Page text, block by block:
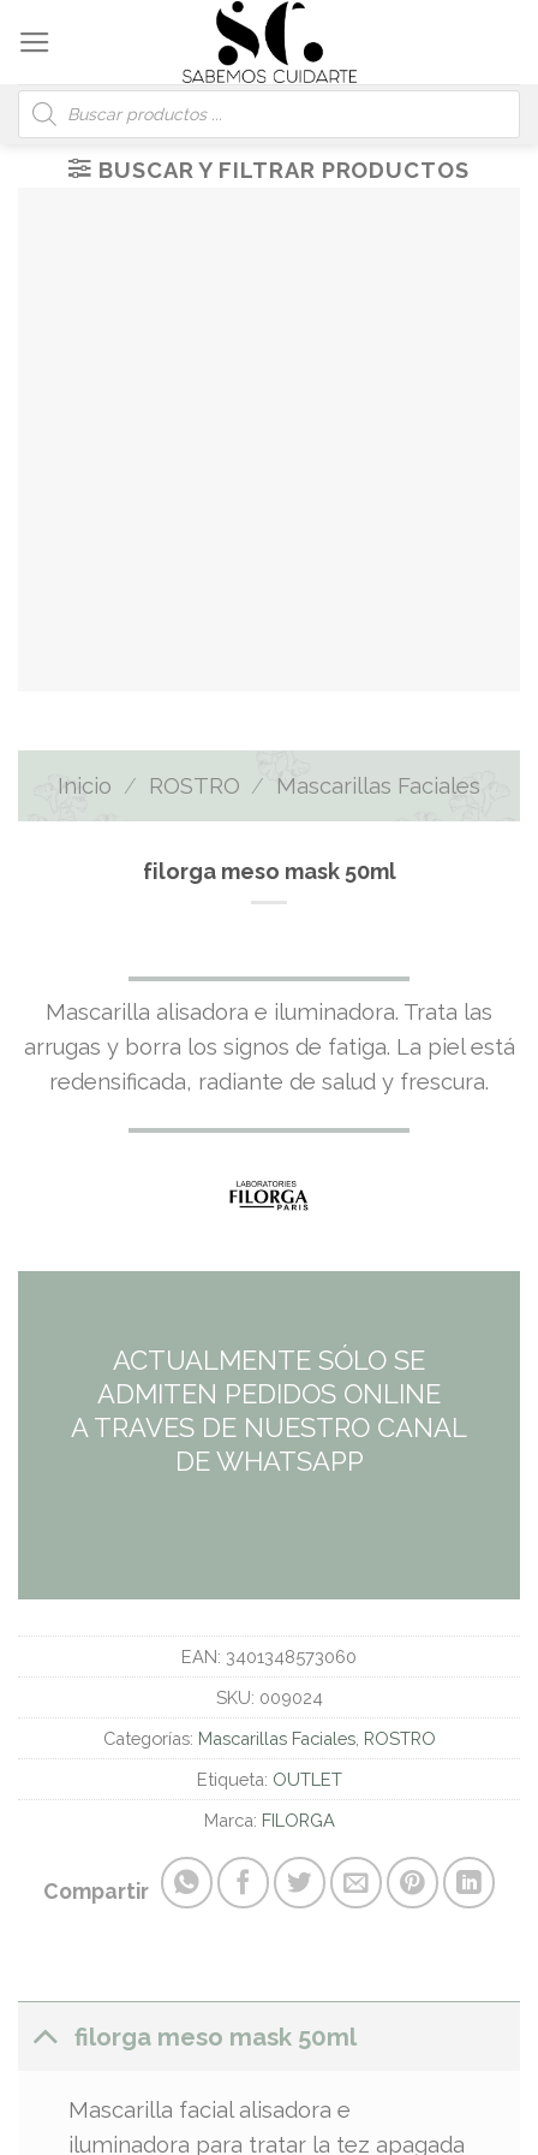
content
Búsqueda
de
productos
BUSCAR Y FILTRAR PRODUCTOS
Inicio / ROSTRO / Mascarillas Faciales
filorga meso mask 50ml
Mascarilla alisadora e iluminadora. Trata las
arrugas y borra los signos de fatiga. La piel está
redensificada, radiante de salud y frescura.
ACTUALMENTE SÓLO SE
ADMITEN PEDIDOS ONLINE
A TRAVES DE NUESTRO CANAL
DE WHATSAPP
EAN: 3401348573060
SKU: 009024
Categorías: Mascarillas Faciales, ROSTRO
Etiqueta: OUTLET
Marca: FILORGA
Compartir
filorga meso mask 50ml
Mascarilla facial alisadora e
iluminadora para tratar la tez apagada